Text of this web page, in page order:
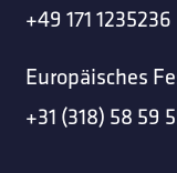
+49 171 1235236
Europäisches
+31 (318) 58 59